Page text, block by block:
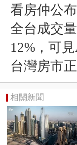
看房仲公
全台成交
12%，可
台灣房市
相關新聞